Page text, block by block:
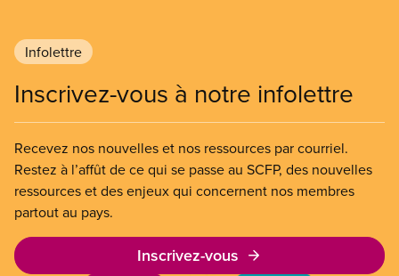
Infolettre
Inscrivez-vous à notre infolettre
Recevez nos nouvelles et nos ressources par courriel.
Restez à l’affût de ce qui se passe au SCFP, des nouvelles
ressources et des enjeux qui concernent nos membres
partout au pays.
Inscrivez-vous